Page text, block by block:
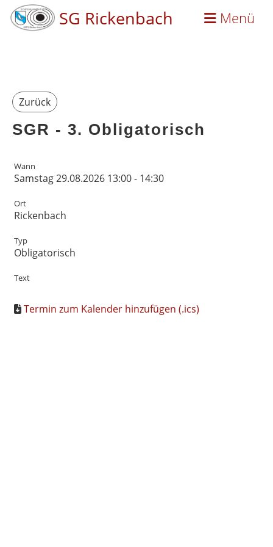
SG Rickenbach Menü
Zurück
SGR - 3. Obligatorisch
Wann
Samstag 29.08.2026 13:00 - 14:30
Ort
Rickenbach
Typ
Obligatorisch
Text
Termin zum Kalender hinzufügen (.ics)